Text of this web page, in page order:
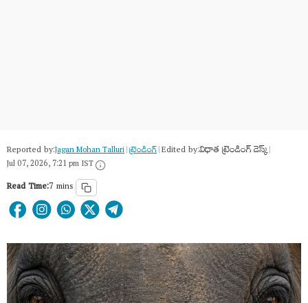
Reported by:Jagan Mohan Talluri|ట్రెండింగ్|Edited by:విధాత ట్రెండింగ్ డెస్క్|
Jul 07, 2026, 7:21 pm IST
Read Time:7 mins